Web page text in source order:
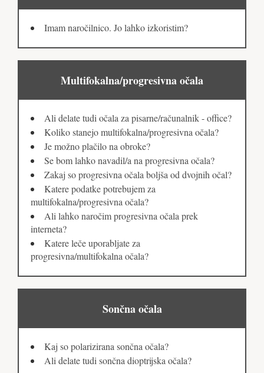
Imam naročilnico. Jo lahko izkoristim?
Multifokalna/progresivna očala
Ali delate tudi očala za pisarne/računalnik - office?
Koliko stanejo multifokalna/progresivna očala?
Je možno plačilo na obroke?
Se bom lahko navadil/a na progresivna očala?
Zakaj so progresivna očala boljša od dvojnih očal?
Katere podatke potrebujem za
multifokalna/progresivna očala?
Ali lahko naročim progresivna očala prek
interneta?
Katere leče uporabljate za
progresivna/multifokalna očala?
Sončna očala
Kaj so polarizirana sončna očala?
Ali delate tudi sončna dioptrijska očala?